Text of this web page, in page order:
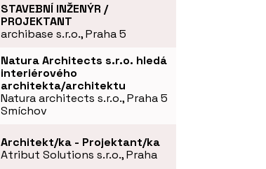
STAVEBNÍ INŽENÝR /
PROJEKTANT
archibase s.r.o., Praha 5
Natura Architects s.r.o. hledá
interiérového
architekta/architektu
Natura architects s.r.o., Praha 5
Smíchov
Architekt/ka - Projektant/ka
Atribut Solutions s.r.o., Praha